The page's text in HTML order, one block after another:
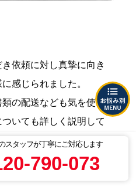
スタッフが丁寧にご対応します
790-073
依頼に対し真摯に向き
感じられました。
の配送なども気を使っ
いても詳しく説明して
お願いできると思いま